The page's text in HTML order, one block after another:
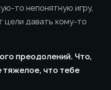
то непонятную игру,
цели давать кому-то
преодолений. Что,
что тебе